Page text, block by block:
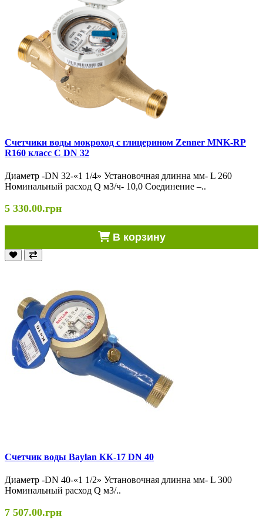
Счетчики воды мокроход с глицерином Zenner MNK-RP
R160 класс С DN 32
Диаметр -DN 32-«1 1/4» Установочная длинна мм- L 260
Номинальный расход Q м3/ч- 10,0 Соединение –..
5 330.00.грн
В корзину
Cчетчик воды Baylan КК-17 DN 40
Диаметр -DN 40-«1 1/2» Установочная длинна мм- L 300
Номинальный расход Q м3/..
7 507.00.грн